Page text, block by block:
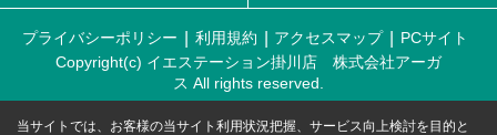
プライバシーポリシー 利用規約 アクセスマップ
PCサイト
Copyright(c) イエステーション掛川店 株式会社アーガ
ス All rights reserved.
当サイトでは、お客様の当サイト利用状況把握、サービス向上検討を目的と